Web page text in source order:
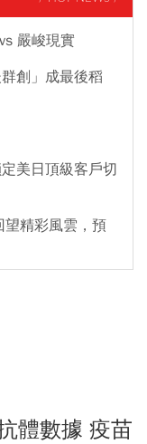
嚴峻現實
創」成最後稻
美日頂級客戶切
精彩風雲，預
體數據 疫苗